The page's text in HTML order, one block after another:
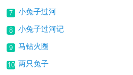
7 小兔子过河
8 小兔子过河记
9 马钻火圈
10 两只兔子